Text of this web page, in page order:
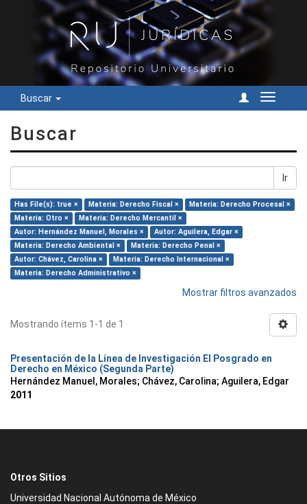
Buscar
Cambiar
Buscar
Ir
Has File(s): true × Materia: Derecho Fiscal ×
Materia: Derecho Procesal ×
Materia: Otro ×
Materia: Derecho Mercantil ×
Autor: Hernández Manuel, Morales ×
Autor: Aguilera, Edgar ×
Materia: Derecho Ambiental ×
Materia: Derecho Penal ×
Autor: Chávez, Carolina ×
Materia: Derecho Internacional ×
Materia: Derecho Administrativo ×
Mostrar filtros avanzados
Mostrando ítems 1-1 de 1
Presentación de la Línea de Investigación El Posgrado en
Derecho en México (Segunda Parte)
Hernández Manuel, Morales; Chávez, Carolina; Aguilera, Edgar
2011
Otros Sitios
Universidad Nacional Autónoma de México